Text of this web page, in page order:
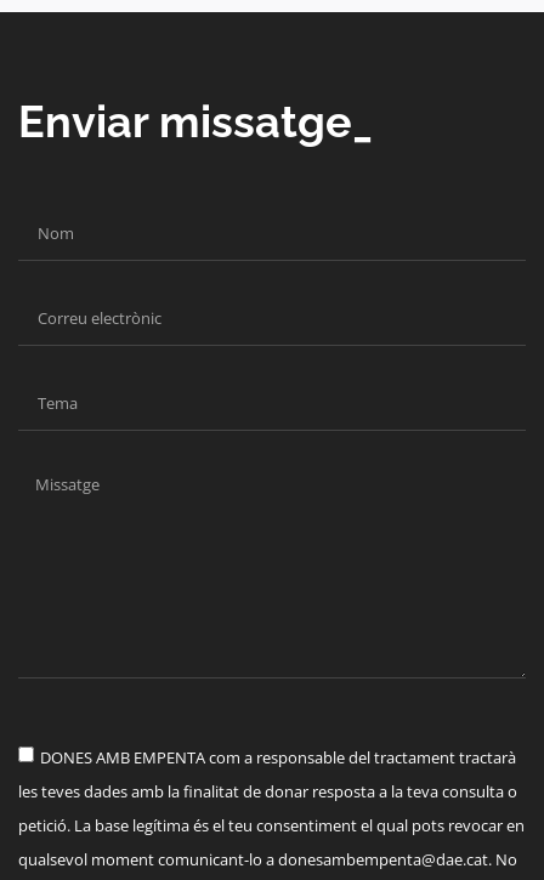
Enviar missatge_
DONES AMB EMPENTA com a responsable del tractament tractarà
les teves dades amb la finalitat de donar resposta a la teva consulta o
petició. La base legítima és el teu consentiment el qual pots revocar en
qualsevol moment comunicant-lo adonesambempenta@dae.cat. No